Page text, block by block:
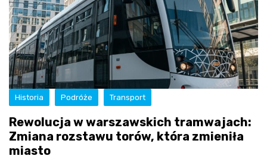
Historia Podróże Transport
Rewolucja w warszawskich tramwajach:
Zmiana rozstawu torów, która zmieniła
miasto